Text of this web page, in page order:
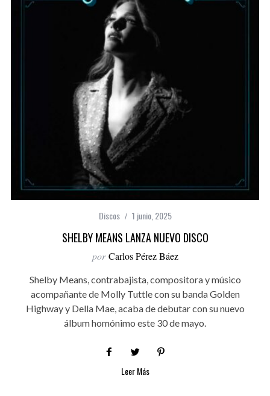
Discos 1 junio, 2025
SHELBY MEANS LANZA NUEVO DISCO
por Carlos Pérez Báez
Shelby Means, contrabajista, compositora y músico
acompañante de Molly Tuttle con su banda Golden
Highway y Della Mae, acaba de debutar con su nuevo
álbum homónimo este 30 de mayo.
Leer Más